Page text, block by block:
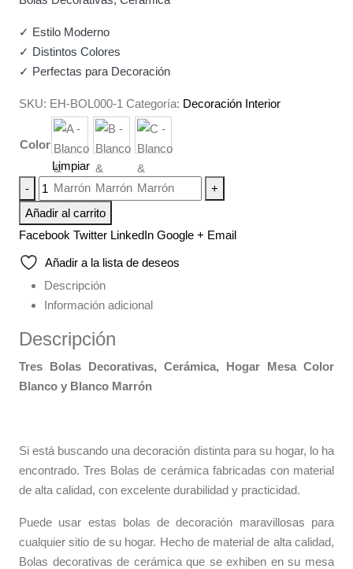
✓ Estilo Moderno
✓ Distintos Colores
✓ Perfectas para Decoración
SKU: EH-BOL000-1 Categoría: Decoración Interior
Color A - Blanco & Marrón
B - Blanco & Marrón
C - Blanco & Marrón
Limpiar
-
+
Añadir al carrito
Facebook Twitter LinkedIn Google + Email
Añadir a la lista de deseos
Descripción
Información adicional
Descripción
Tres Bolas Decorativas, Cerámica, Hogar Mesa Color
Blanco y Blanco Marrón
Si está buscando una decoración distinta para su hogar, lo ha
encontrado. Tres Bolas de cerámica fabricadas con material
de alta calidad, con excelente durabilidad y practicidad.
Puede usar estas bolas de decoración maravillosas para
cualquier sitio de su hogar. Hecho de material de alta calidad,
Bolas decorativas de cerámica que se exhiben en su mesa